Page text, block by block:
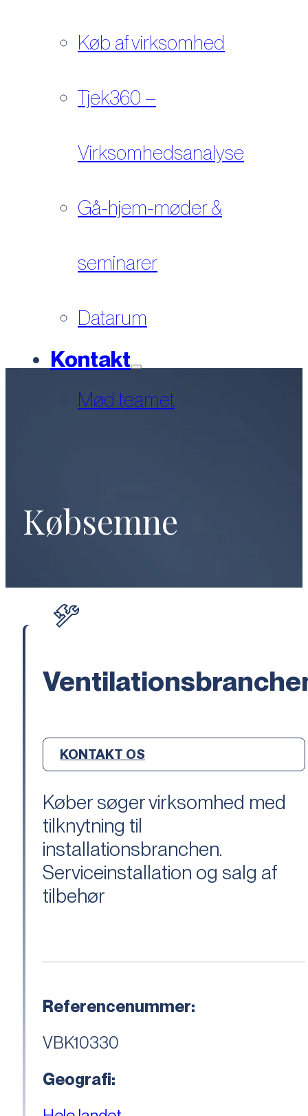
Køb af virksomhed
Tjek360 –
Virksomhedsanalyse
Gå-hjem-møder &
seminarer
Datarum
Kontakt
Mød teamet
Købsemne
KONTAKT OS
Køber søger virksomhed med
tilknytning til
installationsbranchen.
Serviceinstallation og salg af
tilbehør
Referencenummer:
VBK10330
Geografi: